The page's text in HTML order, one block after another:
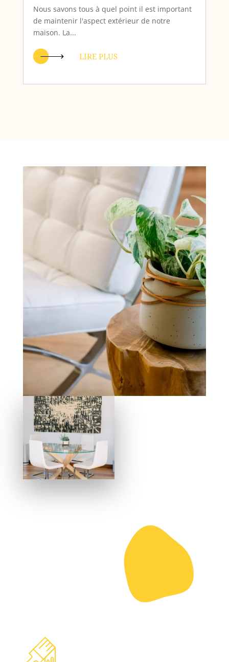
Nous savons tous à quel point il est important
de maintenir l'aspect extérieur de notre
maison. La...
LIRE PLUS